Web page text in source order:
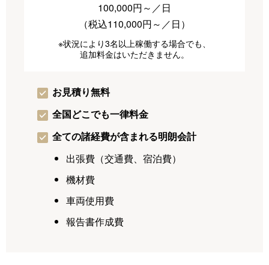
100,000円～／日
（税込110,000円～／日）
※状況により3名以上稼働する場合でも、
追加料金はいただきません。
お見積り無料
全国どこでも一律料金
全ての諸経費が含まれる明朗会計
出張費（交通費、宿泊費）
機材費
車両使用費
報告書作成費